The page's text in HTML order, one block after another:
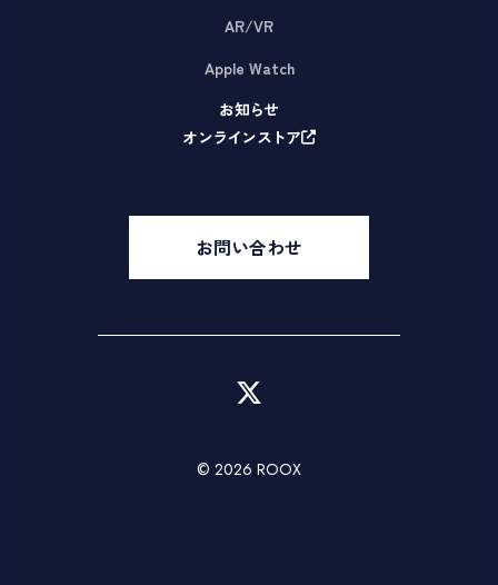
AR/VR
Apple Watch
お知らせ
オンラインストア
お問い合わせ
© 2026 ROOX